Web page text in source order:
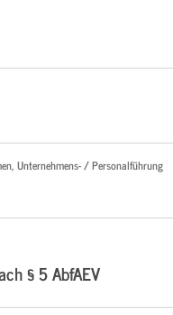
Unternehmens- / Personalführung
§ 5 AbfAEV